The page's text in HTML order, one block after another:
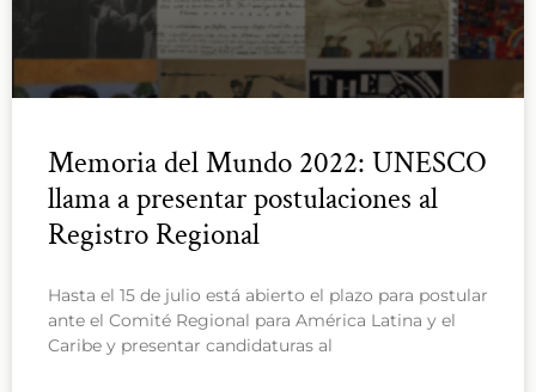
Memoria del Mundo 2022: UNESCO
llama a presentar postulaciones al
Registro Regional
Hasta el 15 de julio está abierto el plazo para postular
ante el Comité Regional para América Latina y el
Caribe y presentar candidaturas al